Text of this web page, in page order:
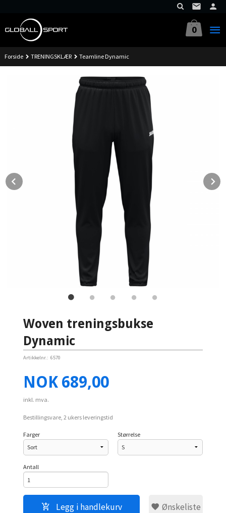
innholdet
0
Forside TRENINGSKLÆR Teamline Dynamic
Woven treningsbukse
Dynamic
Artikkelnr.: 6570
Pris
NOK 689,00
inkl. mva.
Bestillingsvare, 2 ukers leveringstid
Farger Størrelse
Antall
Legg i handlekurv Ønskeliste